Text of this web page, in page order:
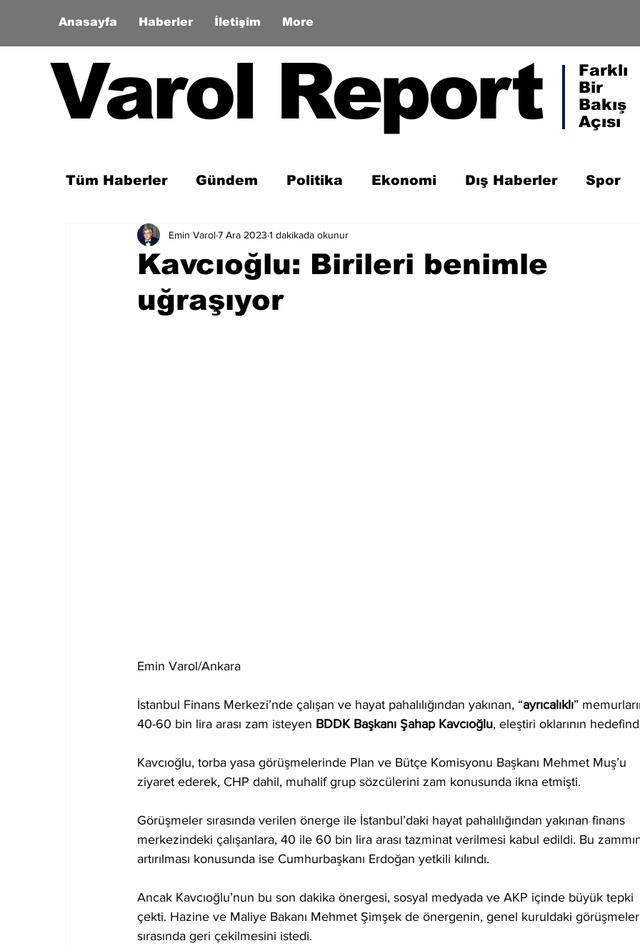
Anasayfa Haberler İletişim More
Varol Report
Farklı
Bir
Bakış
Açısı
Tüm Haberler Gündem Politika Ekonomi Dış Haberler Spor
Son Dakika Zaman Tüneli
Kavcıoğlu: Birileri benimle
uğraşıyor
Emin Varol7 Ara 2023 1 dakikada okunur
Emin Varol/Ankara
İstanbul Finans Merkezi’nde çalışan ve hayat pahalılığından yakınan, “ayrıcalıklı”
40-60 bin lira arası zam isteyen BDDK Başkanı Şahap Kavcıoğlu, eleştiri oklarının
Kavcıoğlu, torba yasa görüşmelerinde Plan ve Bütçe Komisyonu Başkanı Mehmet Muş’u
ziyaret ederek, CHP dahil, muhalif grup sözcülerini zam konusunda ikna etmişti.
Görüşmeler sırasında verilen önerge ile İstanbul’daki hayat pahalılığından yakınan finans
merkezindeki çalışanlara, 40 ile 60 bin lira arası tazminat verilmesi kabul edildi. Bu
artırılması konusunda ise Cumhurbaşkanı Erdoğan yetkili kılındı.
Ancak Kavcıoğlu’nun bu son dakika önergesi, sosyal medyada ve AKP içinde büyük tepki
çekti. Hazine ve Maliye Bakanı Mehmet Şimşek de önergenin, genel kuruldaki
sırasında geri çekilmesini istedi.